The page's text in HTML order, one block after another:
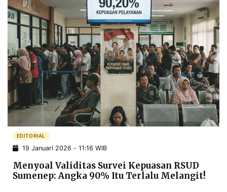
FINANSIA PERSONA
DAERAH NASIONAL
MANCA SPORT
INFORMASI
PRIVACY
POLICY
BERITA
WARGA
INFORMASI
IKLAN
KIRIM
PENGADUAN TERM
OF
SERVICE
EDITORIAL
19 Januari 2026 - 11:16 WIB
Menyoal Validitas Survei Kepuasan RSUD
Sumenep: Angka 90% Itu Terlalu Melangit!